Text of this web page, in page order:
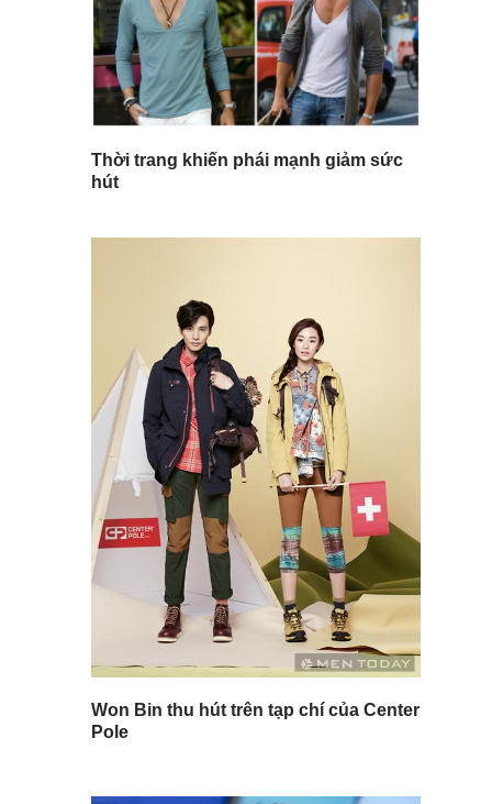
Thời trang khiến phái mạnh giảm sức
hút
Won Bin thu hút trên tạp chí của Center
Pole